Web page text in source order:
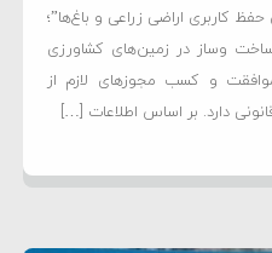
کاربری اراضی زراعی و باغ‌ها”؛
وساز در زمین‌های کشاورزی
و کسب مجوزهای لازم از
دارد. بر اساس اطلاعات […]